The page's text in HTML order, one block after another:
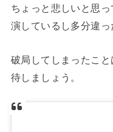
ちょっと悲しいと思
演しているし多分違っ
破局してしまったこ
待しましょう。